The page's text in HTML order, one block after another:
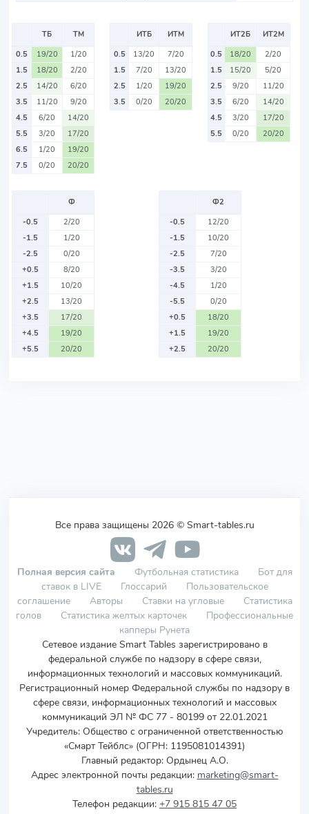
ТБ
ТМ
0.5
19/20
1/20
1.5
18/20
2/20
2.5
14/20
6/20
3.5
11/20
9/20
4.5
6/20
14/20
5.5
3/20
17/20
6.5
1/20
19/20
7.5
0/20 20/20
ИТБ
ИТМ
0.5
13/20
7/20
1.5
7/20
13/20
2.5
1/20
19/20
3.5
0/20 20/20
ИТ2Б
ИТ2М
0.5
18/20
2/20
1.5
15/20
5/20
2.5
9/20
11/20
3.5
6/20
14/20
4.5
3/20
17/20
5.5
0/20 20/20
Ф
-0.5
2/20
-1.5
1/20
-2.5
0/20
+0.5
8/20
+1.5
10/20
+2.5
13/20
+3.5
17/20
+4.5
19/20
+5.5
20/20
Ф2
-0.5
12/20
-1.5
10/20
-2.5
7/20
-3.5
3/20
-4.5
1/20
-5.5
0/20
+0.5
18/20
+1.5
19/20
+2.5
20/20
Все права защищены 2026 © Smart-tables.ru
Полная версия сайта Футбольная статистика
Бот для
ставок в LIVE
Глоссарий
Пользовательское
соглашение
Авторы Ставки на угловые
Статистика
голов
Статистика желтых карточек
Профессиональные
капперы Рунета
Сетевое издание Smart Tables зарегистрировано в
федеральной службе по надзору в сфере связи,
информационных технологий и массовых коммуникаций.
Регистрационный номер Федеральной службы по надзору в
сфере связи, информационных технологий и массовых
коммуникаций ЭЛ № ФС 77 - 80199 от 22.01.2021
Учредитель: Общество с ограниченной ответственностью
«Смарт Тейблс» (ОГРН: 1195081014391)
Главный редактор: Ордынец А.О.
Адрес электронной почты редакции: marketing@smart-
tables.ru
Телефон редакции: +7 915 815 47 05